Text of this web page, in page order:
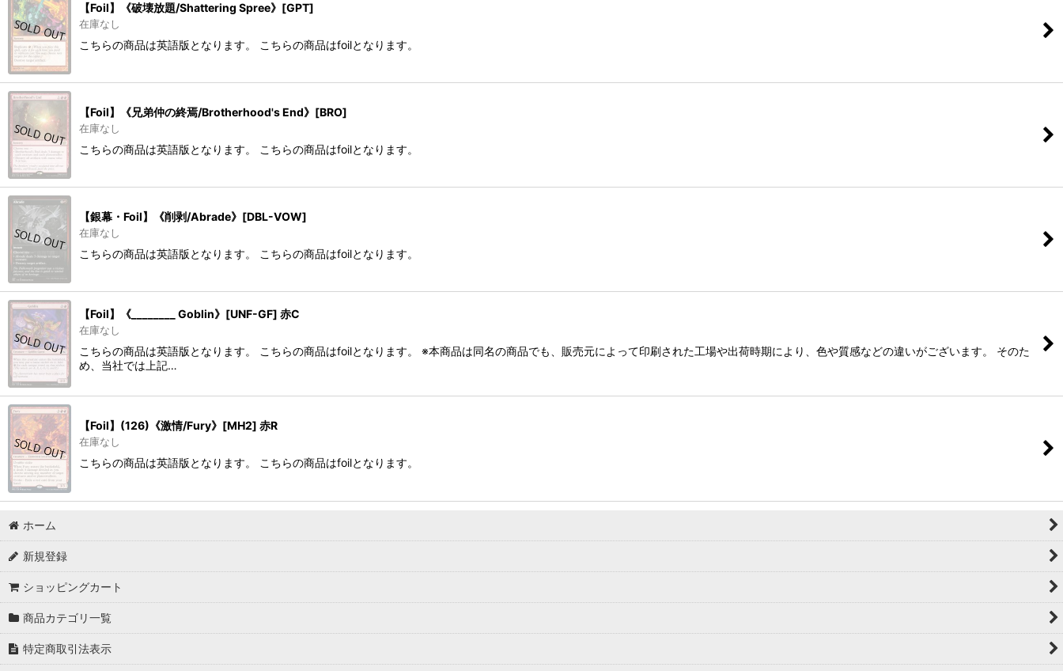
【Foil】《破壊放題/Shattering Spree》[GPT]
在庫なし
こちらの商品は英語版となります。 こちらの商品はfoilとなります。
【Foil】《兄弟仲の終焉/Brotherhood's End》[BRO]
在庫なし
こちらの商品は英語版となります。 こちらの商品はfoilとなります。
【銀幕・Foil】《削剥/Abrade》[DBL-VOW]
在庫なし
こちらの商品は英語版となります。 こちらの商品はfoilとなります。
【Foil】《________ Goblin》[UNF-GF] 赤C
在庫なし
こちらの商品は英語版となります。 こちらの商品はfoilとなります。 ※本商品は同名の商品でも、販売元によって印刷された工場や出荷時期により、色や質感などの違いがございます。 そのた
め、当社では上記…
【Foil】(126)《激情/Fury》[MH2] 赤R
在庫なし
こちらの商品は英語版となります。 こちらの商品はfoilとなります。
ホーム
新規登録
ショッピングカート
商品カテゴリ一覧
特定商取引法表示